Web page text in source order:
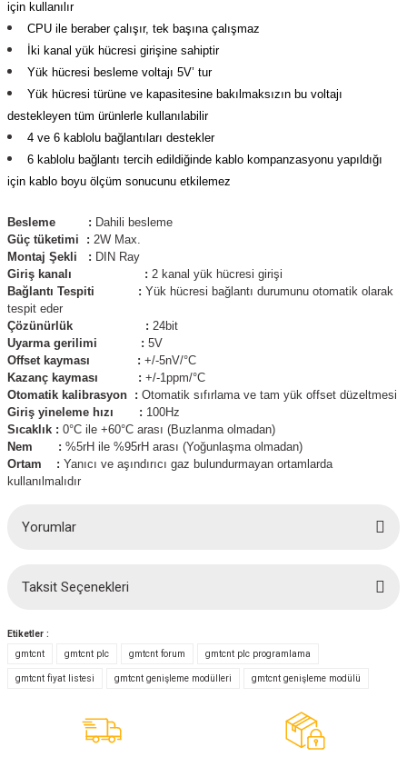
Ölçer) ve Wattmetreler
ve Test Cihazları
İstasyonu Ölçüm ve Test Cihazları
Ölçüm Cihazları)
Cihazları
Ölçüm Cihazları)
Muayene Cihazları)
için kullanılır
CPU ile beraber çalışır, tek başına çalışmaz
İki kanal yük hücresi girişine sahiptir
Yük hücresi besleme voltajı 5V’ tur
Yük hücresi türüne ve kapasitesine bakılmaksızın bu voltajı
destekleyen tüm ürünlerle kullanılabilir
4 ve 6 kablolu bağlantıları destekler
6 kablolu bağlantı tercih edildiğinde kablo kompanzasyonu yapıldığı
için kablo boyu ölçüm sonucunu etkilemez
Besleme : Dahili besleme
Güç tüketimi : 2W Max.
Montaj Şekli : DIN Ray
Giriş kanalı : 2 kanal yük hücresi girişi
Bağlantı Tespiti : Yük hücresi bağlantı durumunu otomatik olarak
tespit eder
Çözünürlük : 24bit
Uyarma gerilimi : 5V
Offset kayması : +/-5nV/°C
Kazanç kayması : +/-1ppm/°C
Otomatik kalibrasyon : Otomatik sıfırlama ve tam yük offset düzeltmesi
Giriş yineleme hızı : 100Hz
Sıcaklık : 0°C ile +60°C arası (Buzlanma olmadan)
Nem : %5rH ile %95rH arası (Yoğunlaşma olmadan)
Ortam : Yanıcı ve aşındırıcı gaz bulundurmayan ortamlarda
kullanılmalıdır
Yorumlar
Bu ürüne ilk yorumu siz yapın!
Yorum Yaz
Taksit Seçenekleri
Etiketler :
gmtcnt
gmtcnt plc gmtcnt forum gmtcnt plc programlama
gmtcnt fiyat listesi gmtcnt genişleme modülleri gmtcnt genişleme modülü